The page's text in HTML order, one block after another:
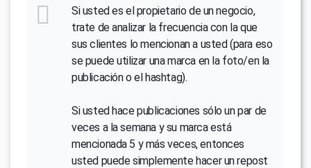
Si usted es el propietario de un negocio,
trate de analizar la frecuencia con la que
sus clientes lo mencionan a usted (para eso
se puede utilizar una marca en la foto/en la
publicación o el hashtag).
Si usted hace publicaciones sólo un par de
veces a la semana y su marca está
mencionada 5 y más veces, entonces
usted puede simplemente hacer un repost